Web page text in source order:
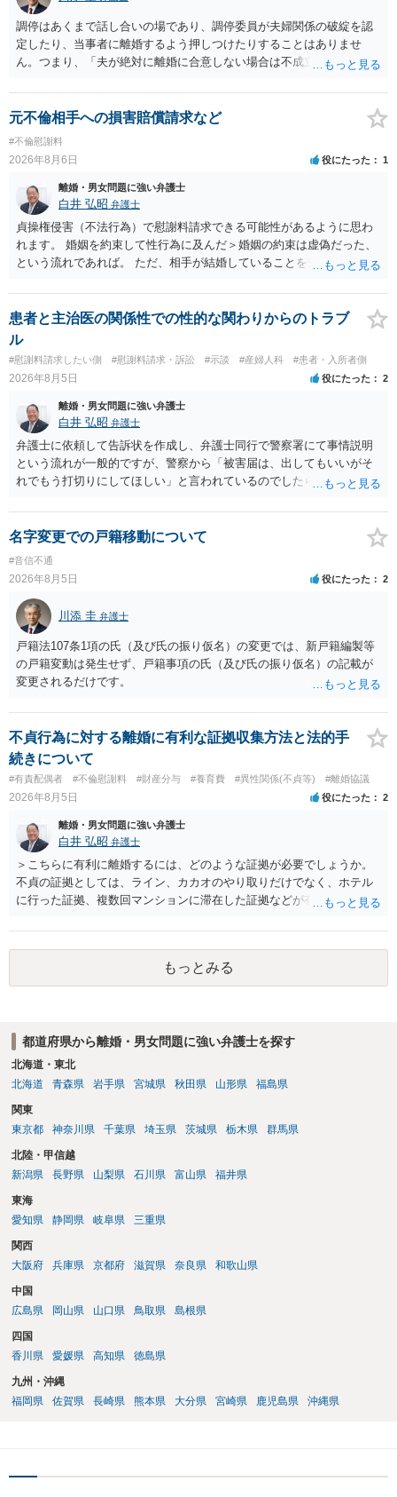
調停はあくまで話し合いの場であり、調停委員が夫婦関係の破綻を認
定したり、当事者に離婚するよう押しつけたりすることはありませ
ん。つまり、「夫が絶対に離婚に合意しない場合は不成立になり」、
きません。 調停段階での離婚成立を希望するなら、夫が離婚に前向き
になるような条件提示をする等、模索するほかありません（極端な話
をいえば、夫から「この条件なら離婚してもよい」として提示された
条件を全部丸呑みする、という方法しかないかもしれません）。た
だ、離婚訴訟をしたくないという考えを見透かされてしまうと、逆に
足下を見られてしまいますので、注意する必要があります。 夫が離婚
に抵抗する可能性が高いのであれば、むしろ淡々と調停不成立にして
離婚訴訟で離婚原因を主張し、判決へ持っていく方が近道であること
も少なくありません。見通し等を含め、弁護士へ相談・依頼した方が
よいと思います。
元不倫相手への損害賠償請求など
#不倫慰謝料
2026年8月6日 役にたった 1
離婚・男女問題に強い弁護士
白井 弘昭 弁護士
貞操権侵害（不法行為）で慰謝料請求できる可能性があるように思わ
れます。 婚姻を約束して性行為に及んだ＞婚姻の約束は虚偽だった、
という流れであれば。 ただ、相手が結婚していることを知って行為に
性も認められそうですので、あまり慰謝料は高額にならないように思
われます。 一度、最寄りの弁護士に相談してみてください。
患者と主治医の関係性での性的な関わりからのトラブ
ル
#慰謝料請求したい側 #慰謝料請求・訴訟 #示談 #産婦人科 #患者・入所者側
2026年8月5日 役にたった 2
離婚・男女問題に強い弁護士
白井 弘昭 弁護士
弁護士に依頼して告訴状を作成し、弁護士同行で警察署にて事情説明
という流れが一般的ですが、警察から「被害届は、出してもいいがそ
れでもう打切りにしてほしい」と言われているのでしたら、あまり結
検察庁に訴えるのもありかもしれないですが、実際に捜査をするの
は、結局所轄だと思われますので、やはり結論は変わらないかもしれ
ないです。 一度、最寄りの「刑事に強い」とうたっている弁護士に相
談してみてはいかがでしょうか。 以上、ご参考まで。
名字変更での戸籍移動について
#音信不通
2026年8月5日 役にたった 2
川添 圭 弁護士
戸籍法107条1項の氏（及び氏の振り仮名）の変更では、新戸籍編製等
の戸籍変動は発生せず、戸籍事項の氏（及び氏の振り仮名）の記載が
変更されるだけです。
不貞行為に対する離婚に有利な証拠収集方法と法的手
続きについて
#有責配偶者 #不倫慰謝料 #財産分与 #養育費 #異性関係(不貞等) #離婚協議
2026年8月5日 役にたった 2
離婚・男女問題に強い弁護士
白井 弘昭 弁護士
＞こちらに有利に離婚するには、どのような証拠が必要でしょうか。
不貞の証拠としては、ライン、カカオのやり取りだけでなく、ホテル
に行った証拠、複数回マンションに滞在した証拠などが有効です。 不
婚する、慰謝料をとるなど）ことができると思われます。 ただし、不
貞発覚後、長期間同居を続けると、不貞を許したとの評価につながる
場合がありますので、ご注意ください。 以上、ご参考まで。
もっとみる
都道府県から離婚・男女問題に強い弁護士を探す
北海道・東北
北海道
青森県 岩手県 宮城県 秋田県 山形県 福島県
関東
東京都
神奈川県 千葉県 埼玉県 茨城県 栃木県 群馬県
北陸・甲信越
新潟県
長野県 山梨県 石川県 富山県 福井県
東海
愛知県
静岡県 岐阜県 三重県
関西
大阪府
兵庫県 京都府 滋賀県 奈良県 和歌山県
中国
広島県
岡山県 山口県 鳥取県 島根県
四国
香川県
愛媛県 高知県 徳島県
九州・沖縄
福岡県
佐賀県 長崎県 熊本県 大分県 宮崎県 鹿児島県 沖縄県